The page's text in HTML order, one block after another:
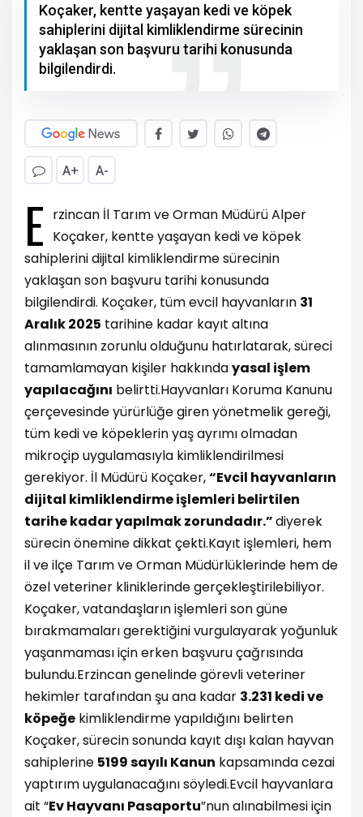
Koçaker, kentte yaşayan kedi ve köpek
sahiplerini dijital kimliklendirme sürecinin
yaklaşan son başvuru tarihi konusunda
bilgilendirdi.
A+ A-
E rzincan İl Tarım ve Orman Müdürü Alper
Koçaker, kentte yaşayan kedi ve köpek
sahiplerini dijital kimliklendirme sürecinin
yaklaşan son başvuru tarihi konusunda
bilgilendirdi. Koçaker, tüm evcil hayvanların 31
Aralık 2025 tarihine kadar kayıt altına
alınmasının zorunlu olduğunu hatırlatarak, süreci
tamamlamayan kişiler hakkındayasal işlem
yapılacağını belirtti.Hayvanları Koruma Kanunu
çerçevesinde yürürlüğe giren yönetmelik gereği,
tüm kedi ve köpeklerin yaş ayrımı olmadan
mikroçip uygulamasıyla kimliklendirilmesi
gerekiyor. İl Müdürü Koçaker,“Evcil hayvanların
dijital kimliklendirme işlemleri belirtilen
tarihe kadar yapılmak zorundadır.”diyerek
sürecin önemine dikkat çekti.Kayıt işlemleri, hem
il ve ilçe Tarım ve Orman Müdürlüklerinde hem de
özel veteriner kliniklerinde gerçekleştirilebiliyor.
Koçaker, vatandaşların işlemleri son güne
bırakmamaları gerektiğini vurgulayarak yoğunluk
yaşanmaması için erken başvuru çağrısında
bulundu.Erzincan genelinde görevli veteriner
hekimler tarafından şu ana kadar 3.231 kedi ve
köpeğe kimliklendirme yapıldığını belirten
Koçaker, sürecin sonunda kayıt dışı kalan hayvan
sahiplerine 5199 sayılı Kanun kapsamında cezai
yaptırım uygulanacağını söyledi.Evcil hayvanlara
ait “Ev Hayvanı Pasaportu”nun alınabilmesi için